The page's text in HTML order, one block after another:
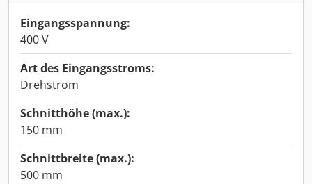
Eingangsspannung:
400 V
Art des Eingangsstroms:
Drehstrom
Schnitthöhe (max.):
150 mm
Schnittbreite (max.):
500 mm